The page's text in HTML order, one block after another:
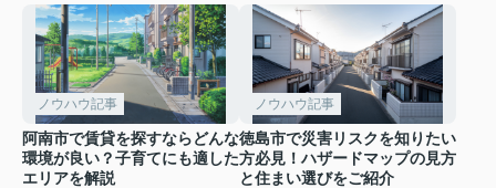
ノウハウ記事
阿南市で賃貸を探すならどんな
環境が良い？子育てにも適した
エリアを解説
ノウハウ記事
徳島市で災害リスクを知りたい
方必見！ハザードマップの見方
と住まい選びをご紹介